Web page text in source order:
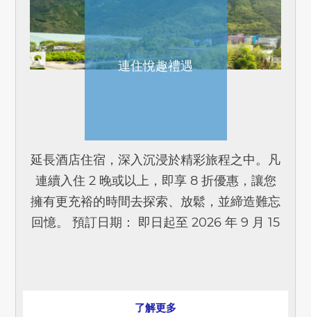
連住悅趣禮遇
延長酒店住宿，深入沉浸於精彩旅程之中。凡
連續入住 2 晚或以上，即享 8 折優惠，讓您
擁有更充裕的時間去探索、放鬆，並締造難忘
回憶。 預訂日期： 即日起至 2026 年 9 月 15
了解更多